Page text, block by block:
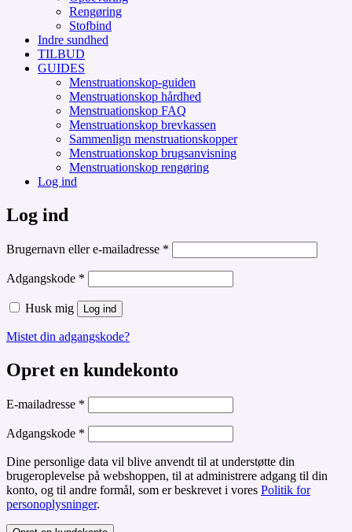
Rengøring
Stofbind
Indre sundhed
TILBUD
GUIDES
Menstruationskop-guiden
Menstruationskop hårdhed
Menstruationskop FAQ
Menstruationskop brevkassen
Sammenlign menstruationskopper
Menstruationskop brugsanvisning
Menstruationskop rengøring
Log ind
Log ind
Brugernavn eller e-mailadresse *
Adgangskode *
Husk mig Log ind
Mistet din adgangskode?
Opret en kundekonto
E-mailadresse *
Adgangskode *
Dine personlige data vil blive anvendt til at understøtte din
brugeroplevelse på webshoppen, til at administrere adgang til din
konto, og til andre formål, som er beskrevet i vores Politik for
personoplysninger.